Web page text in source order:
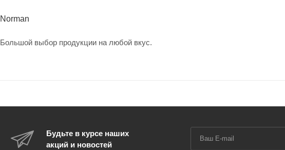
Norman
Большой выбор продукции на любой вкус.
Будьте в курсе наших
акций и новостей